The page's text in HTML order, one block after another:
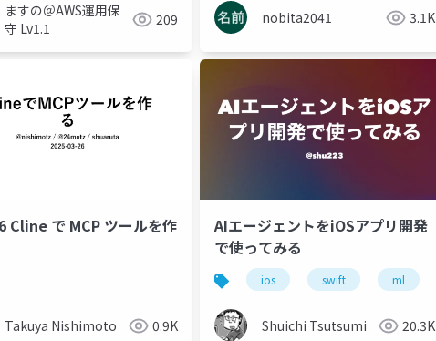
ますの＠AWS運用保
守 Lv1.1
209 nobita2041 3.1K
Cline で MCP ツールを作
Takuya Nishimoto 0.9K
AIエージェントをiOSアプリ開発
で使ってみる
ios swift ml
Shuichi Tsutsumi 20.3K